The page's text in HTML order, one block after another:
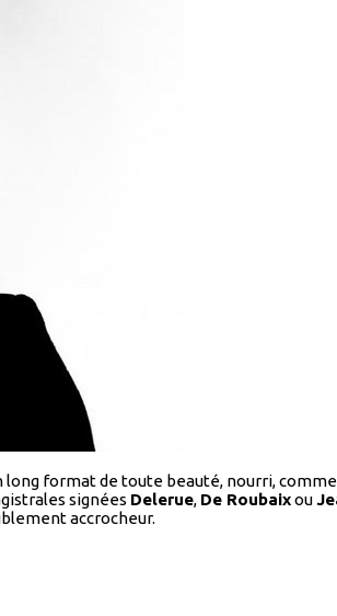
long format de toute beauté, nourri,
signées Delerue, De Roubaixou
accrocheur.